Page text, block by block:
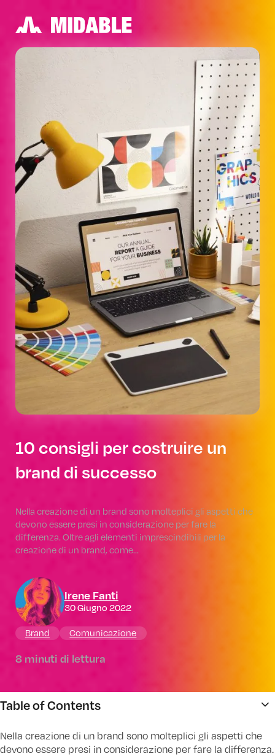
10 consigli per costruire un
brand di successo
Nella creazione di un brand sono molteplici gli aspetti che
devono essere presi in considerazione per fare la
differenza. Oltre agli elementi imprescindibili per la
creazione di un brand, come…
Irene Fanti
30 Giugno 2022
Brand Comunicazione
8 minuti di lettura
Table of Contents
Nella creazione di un brand sono molteplici gli aspetti che
devono essere presi in considerazione per fare la differenza.